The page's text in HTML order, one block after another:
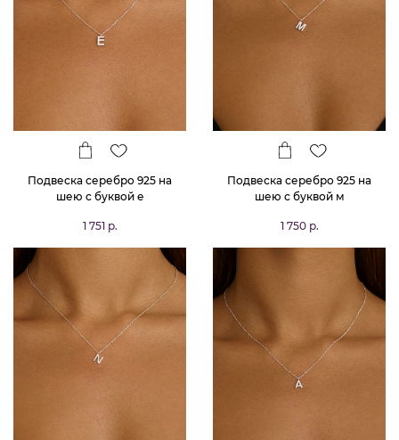
Подвеска серебро 925 на
шею с буквой е
1 751 р.
Подвеска серебро 925 на
шею с буквой м
1 750 р.